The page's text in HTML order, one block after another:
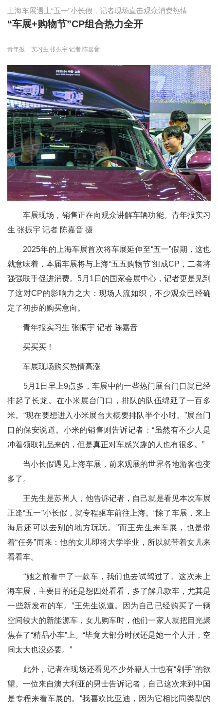
上海车展遇上“五一”小长假，记者现场直击观众消费热情
“车展+购物节”CP组合热力全开
青年报 实习生 张振宇 记者 陈嘉音
车展现场，销售正在向观众讲解车辆功能。青年报实习
生 张振宇 记者 陈嘉音 摄
2025年的上海车展首次将车展延伸至“五一”假期，这也
就意味着，本届车展将与上海“五五购物节”组成CP，二者将
强强联手促进消费。5月1日的国家会展中心，记者更是见到
了这对CP的影响力之大：现场人流如织，不少观众已经确
定了初步的购买意向。
青年报实习生 张振宇 记者 陈嘉音
买买买！
车展现场购买热情高涨
5月1日早上9点多，车展中的一些热门展台门口就已经
排起了长龙。在小米展台门口，排队的队伍绵延了一百多
米。“现在要想进入小米展台大概要排队半个小时。”展台门
口的保安说道。小米的销售则告诉记者：“虽然有不少人是
冲着领取礼品来的，但是真正对车感兴趣的人也有很多。”
当小长假遇见上海车展，前来观展的世界各地游客也变
多了。
王先生是苏州人，他告诉记者，自己就是看见本次车展
正逢“五一”小长假，就专程驱车前往上海。“除了车展，来上
海后还可以去别的地方玩玩。”而王先生来车展，也是带
着“任务”而来：他的女儿即将大学毕业，所以就带着女儿来
看看车。
“她之前看中了一款车，我们也去试驾过了。这次来上
海车展，主要目的还是想四处看看，多了解几款车，尤其是
一些新发布的车。”王先生说道。因为自己已经购买了一辆
空间较大的新能源车，女儿购车时，他们一家人就把目光聚
焦在了“精品小车”上。“毕竟大部分时候还是她一个人开，空
间太大也没必要。”
此外，记者在现场还看见不少外籍人士也有“剁手”的欲
望。一位来自澳大利亚的男士告诉记者，自己这次来到中国
是专程来看车展的。“我喜欢比亚迪，因为它相比同类型的